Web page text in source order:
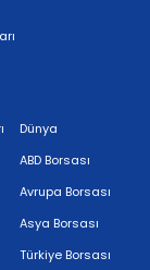
Dünya
ABD Borsası
Avrupa Borsası
Asya Borsası
Türkiye Borsası